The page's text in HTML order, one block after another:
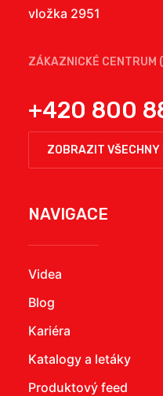
vložka 2951
ZÁKAZNICKÉ CENTRUM
+420 800
ZOBRAZIT VŠECHNY
NAVIGACE
Videa
Blog
Kariéra
Katalogy a letáky
Produktový feed